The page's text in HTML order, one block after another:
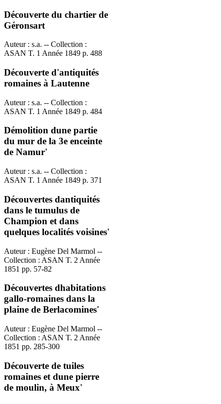
Découverte du chartier de
Géronsart
Auteur : s.a. -- Collection :
ASAN T. 1 Année 1849 p. 488
Découverte d'antiquités
romaines à Lautenne
Auteur : s.a. -- Collection :
ASAN T. 1 Année 1849 p. 484
Démolition dune partie
du mur de la 3e enceinte
de Namur'
Auteur : s.a. -- Collection :
ASAN T. 1 Année 1849 p. 371
Découvertes dantiquités
dans le tumulus de
Champion et dans
quelques localités voisines'
Auteur : Eugène Del Marmol --
Collection : ASAN T. 2 Année
1851 pp. 57-82
Découvertes dhabitations
gallo-romaines dans la
plaine de Berlacomines'
Auteur : Eugène Del Marmol --
Collection : ASAN T. 2 Année
1851 pp. 285-300
Découverte de tuiles
romaines et dune pierre
de moulin, à Meux'